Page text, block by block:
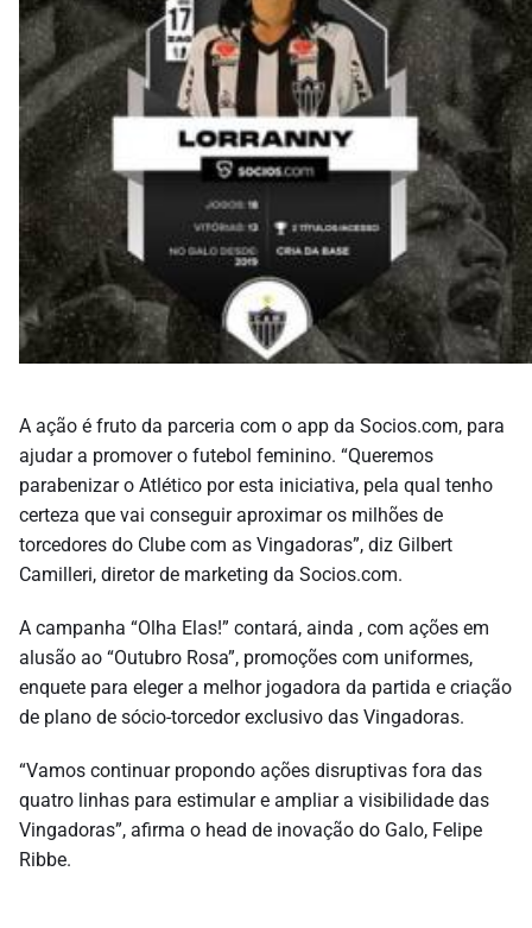
A ação é fruto da parceria com o app da Socios.com, para
ajudar a promover o futebol feminino. “Queremos
parabenizar o Atlético por esta iniciativa, pela qual tenho
certeza que vai conseguir aproximar os milhões de
torcedores do Clube com as Vingadoras”, diz Gilbert
Camilleri, diretor de marketing da Socios.com.
A campanha “Olha Elas!” contará, ainda , com ações em
alusão ao “Outubro Rosa”, promoções com uniformes,
enquete para eleger a melhor jogadora da partida e criação
de plano de sócio-torcedor exclusivo das Vingadoras.
“Vamos continuar propondo ações disruptivas fora das
quatro linhas para estimular e ampliar a visibilidade das
Vingadoras”, afirma o head de inovação do Galo, Felipe
Ribbe.